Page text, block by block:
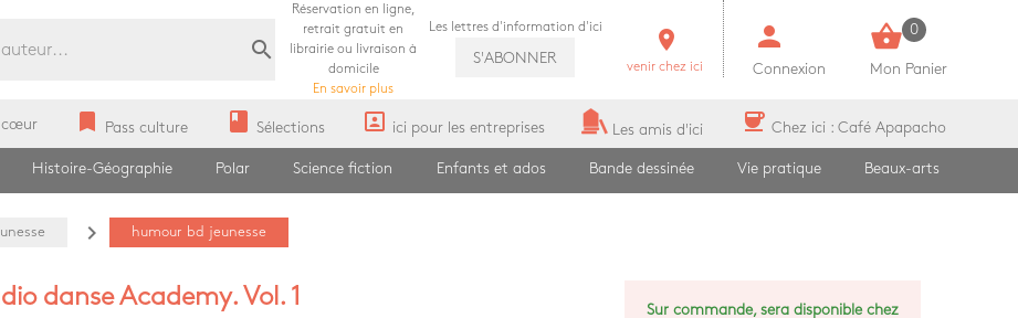
search
Réservation en ligne,
retrait gratuit en
librairie ou livraison à
domicile
En savoir plus
Les lettres d'information d'ici
S'ABONNER
room
venir chez ici
person
Connexion
shopping_basket 0
Mon Panier
cœur bookmark Pass culture book Sélections portrait ici pour les entreprises Les amis d'ici coffee Chez ici : Café Apapacho
Histoire-Géographie Polar Science fiction Enfants et ados Bande dessinée Vie pratique Beaux-arts
navigate_next humour bd jeunesse
danse Academy. Vol. 1
Sur commande, sera disponible chez